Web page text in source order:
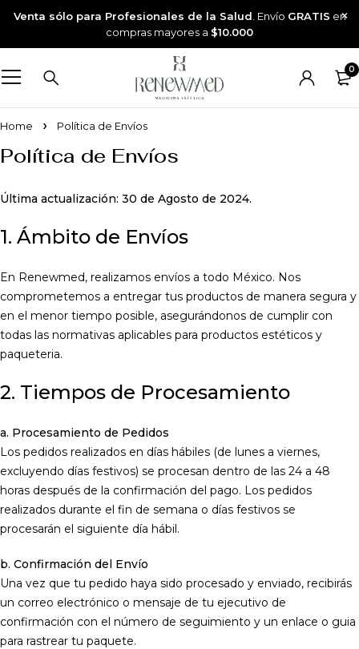
Venta sólo para Profesionales de la Salud . Envío GRATIS en
compras mayores a $10.000
0
Home Política de Envíos
Política de Envíos
Última actualización: 30 de Agosto de 2024.
1. Ámbito de Envíos
En Renewmed, realizamos envíos a todo México. Nos
comprometemos a entregar tus productos de manera segura y
en el menor tiempo posible, asegurándonos de cumplir con
todas las normativas aplicables para productos estéticos y
paqueteria.
2. Tiempos de Procesamiento
a. Procesamiento de Pedidos
Los pedidos realizados en días hábiles (de lunes a viernes,
excluyendo días festivos) se procesan dentro de las 24 a 48
horas después de la confirmación del pago. Los pedidos
realizados durante el fin de semana o días festivos se
procesarán el siguiente día hábil.
b. Confirmación del Envío
Una vez que tu pedido haya sido procesado y enviado, recibirás
un correo electrónico o mensaje de tu ejecutivo de
confirmación con el número de seguimiento y un enlace o guia
para rastrear tu paquete.